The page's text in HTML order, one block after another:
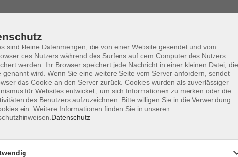
sind kleine Datenmengen, die von einer Website gesendet und vom
des Nutzers während des Surfens auf dem Computer des Nutzers
werden. Ihr Browser speichert jede Nachricht in einer kleinen Datei, die
genannt wird. Wenn Sie eine weitere Seite vom Server anfordern, sendet
das Cookie an den Server zurück. Cookies wurden als zuverlässiger
für Websites entwickelt, um sich Informationen zu merken oder die
des Benutzers aufzuzeichnen. Bitte willigen Sie in die Verwendung
ein. Weitere Informationen finden Sie in unseren
Datenschutz